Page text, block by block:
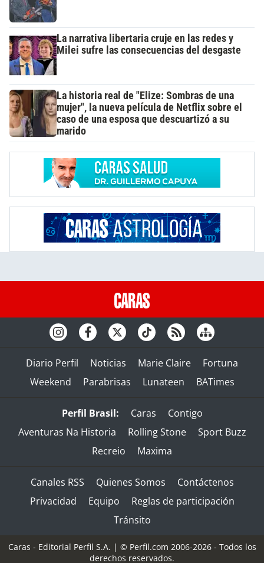
La narrativa libertaria cruje en las redes y
Milei sufre las consecuencias del desgaste
La historia real de "Elize: Sombras de una
mujer", la nueva película de Netflix sobre el
caso de una esposa que descuartizó a su
marido
Diario Perfil Noticias Marie Claire
Fortuna
Weekend
Parabrisas Lunateen BATimes
Perfil Brasil: Caras
Contigo
Aventuras Na Historia
Rolling Stone
Sport Buzz
Recreio
Maxima
Canales RSS Quienes Somos
Contáctenos
Privacidad
Equipo
Reglas de participación
Tránsito
Caras - Editorial Perfil S.A. | © Perfil.com 2006-2026 - Todos los
derechos reservados.